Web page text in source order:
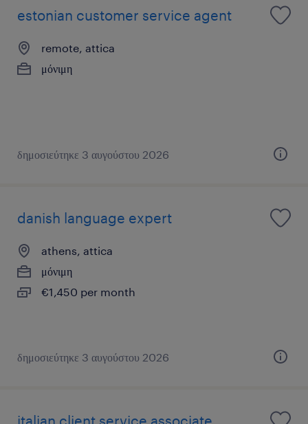
estonian customer service agent
remote, attica
μόνιμη
δημοσιεύτηκε 3 αυγούστου 2026
danish language expert
athens, attica
μόνιμη
€1,450 per month
δημοσιεύτηκε 3 αυγούστου 2026
italian client service associate